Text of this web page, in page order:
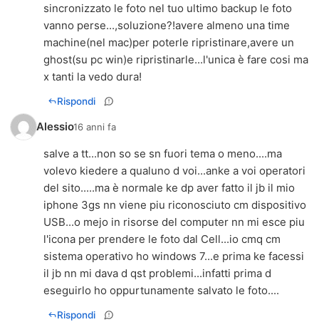
sincronizzato le foto nel tuo ultimo backup le foto
vanno perse...,soluzione?!avere almeno una time
machine(nel mac)per poterle ripristinare,avere un
ghost(su pc win)e ripristinarle...l'unica è fare cosi ma
x tanti la vedo dura!
Rispondi
Alessio16 anni fa
salve a tt...non so se sn fuori tema o meno....ma
volevo kiedere a qualuno d voi...anke a voi operatori
del sito.....ma è normale ke dp aver fatto il jb il mio
iphone 3gs nn viene piu riconosciuto cm dispositivo
USB...o mejo in risorse del computer nn mi esce piu
l'icona per prendere le foto dal Cell...io cmq cm
sistema operativo ho windows 7...e prima ke facessi
il jb nn mi dava d qst problemi...infatti prima d
eseguirlo ho oppurtunamente salvato le foto....
Rispondi